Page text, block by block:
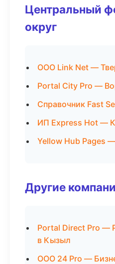
Центральный
округ
ООО Link Net —
Portal City Pro —
Справочник Fast
ИП Express Hot —
Yellow Hub Pages
Другие
Portal Direct Pro —
в Кызыл
ООО 24 Pro —